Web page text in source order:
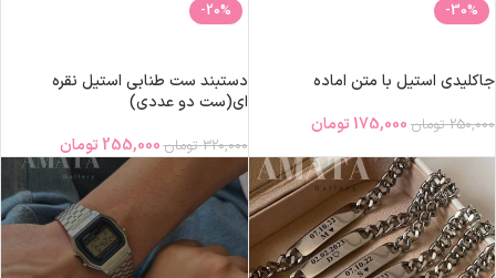
-30%
جاکلیدی استیل با متن اماده
250,000 تومان 175,000 تومان
-20%
دستبند ست طنابی استیل نقره
ای(ست دو عددی)
320,000 تومان255,000 تومان